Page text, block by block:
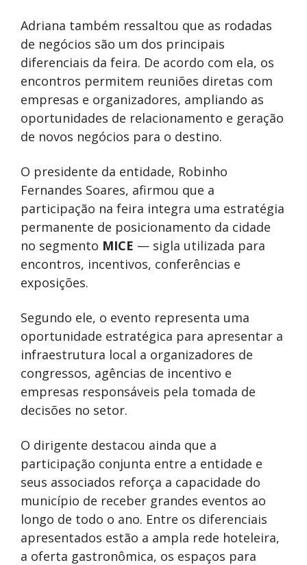
Adriana também ressaltou que as rodadas
de negócios são um dos principais
diferenciais da feira. De acordo com ela, os
encontros permitem reuniões diretas com
empresas e organizadores, ampliando as
oportunidades de relacionamento e geração
de novos negócios para o destino.
O presidente da entidade, Robinho
Fernandes Soares, afirmou que a
participação na feira integra uma estratégia
permanente de posicionamento da cidade
no segmento MICE — sigla utilizada para
encontros, incentivos, conferências e
exposições.
Segundo ele, o evento representa uma
oportunidade estratégica para apresentar a
infraestrutura local a organizadores de
congressos, agências de incentivo e
empresas responsáveis pela tomada de
decisões no setor.
O dirigente destacou ainda que a
participação conjunta entre a entidade e
seus associados reforça a capacidade do
município de receber grandes eventos ao
longo de todo o ano. Entre os diferenciais
apresentados estão a ampla rede hoteleira,
a oferta gastronômica, os espaços para